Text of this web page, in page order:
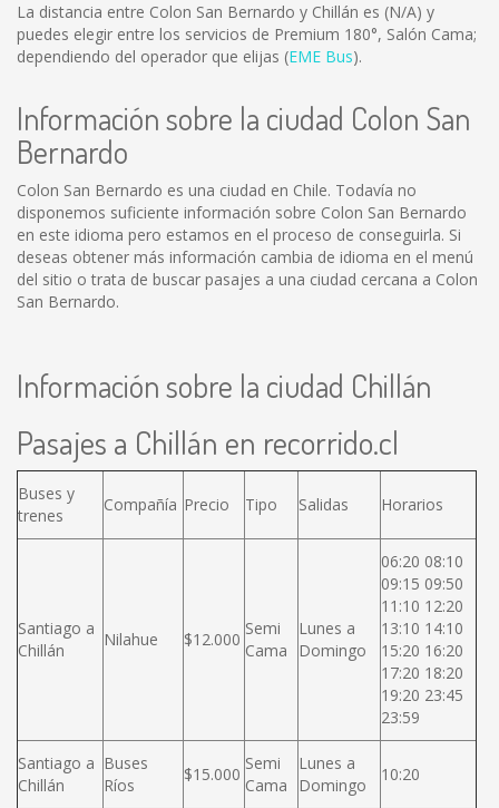
La distancia entre Colon San Bernardo y Chillán es (N/A) y
puedes elegir entre los servicios de Premium 180°, Salón Cama;
dependiendo del operador que elijas (EME Bus).
Información sobre la ciudad Colon San
Bernardo
Colon San Bernardo es una ciudad en Chile. Todavía no
disponemos suficiente información sobre Colon San Bernardo
en este idioma pero estamos en el proceso de conseguirla. Si
deseas obtener más información cambia de idioma en el menú
del sitio o trata de buscar pasajes a una ciudad cercana a Colon
San Bernardo.
Información sobre la ciudad Chillán
Pasajes a Chillán en recorrido.cl
Buses y
trenes
Compañía Precio Tipo Salidas Horarios
Santiago a
Chillán
Nilahue $12.000
Semi
Cama
Lunes a
Domingo
06:20 08:10
09:15 09:50
11:10 12:20
13:10 14:10
15:20 16:20
17:20 18:20
19:20 23:45
23:59
Santiago a
Chillán
Buses
Ríos
$15.000
Semi
Cama
Lunes a
Domingo
10:20